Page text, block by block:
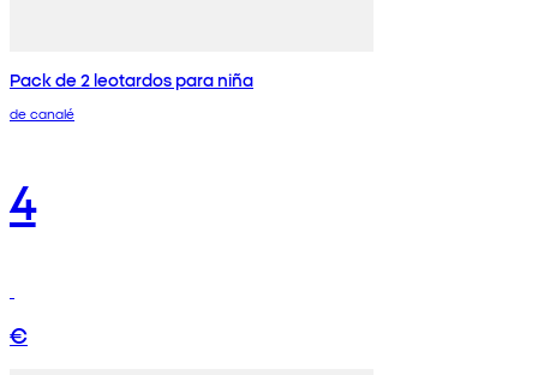
Pack de 2 leotardos para niña
de canalé
4
€